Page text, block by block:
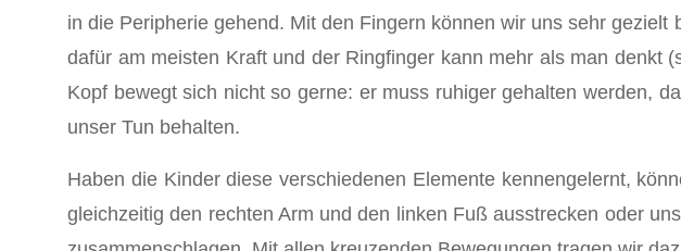
in die Peripherie gehend. Mit den Fingern können wir uns sehr
dafür am meisten Kraft und der Ringfinger kann mehr als man denkt
Kopf bewegt sich nicht so gerne: er muss ruhiger gehalten werden,
unser Tun behalten.
Haben die Kinder diese verschiedenen Elemente kennengelernt,
gleichzeitig den rechten Arm und den linken Fuß ausstrecken oder